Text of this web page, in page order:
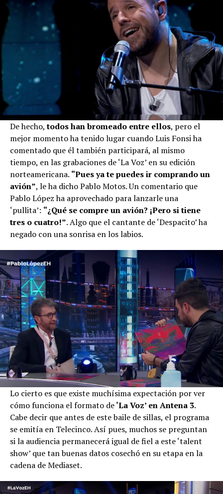
De hecho,todos han bromeado entre ellos, pero el
mejor momento ha tenido lugar cuando Luis Fonsi ha
comentado que él también participará, al mismo
tiempo, en las grabaciones de ‘La Voz’ en su edición
norteamericana. “Pues ya te puedes ir comprando un
avión”, le ha dicho Pablo Motos. Un comentario que
Pablo López ha aprovechado para lanzarle una
‘pullita’: “¿Qué se compre un avión? ¡Pero si tiene
tres o cuatro!”. Algo que el cantante de ‘Despacito’ ha
negado con una sonrisa en los labios.
Lo cierto es que existe muchísima expectación por ver
cómo funciona el formato de‘La Voz’ en Antena 3.
Cabe decir que antes de este baile de sillas, el programa
se emitía en Telecinco. Así pues, muchos se preguntan
si la audiencia permanecerá igual de fiel a este ‘talent
show’ que tan buenas datos cosechó en su etapa en la
cadena de Mediaset.